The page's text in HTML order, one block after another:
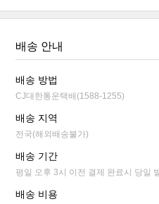
배송 안내
배송 방법
CJ대한통운택배(1588-1255)
배송 지역
전국(해외배송불가)
배송 기간
평일 오후 3시 이전 결제 완료시 당일
배송 비용